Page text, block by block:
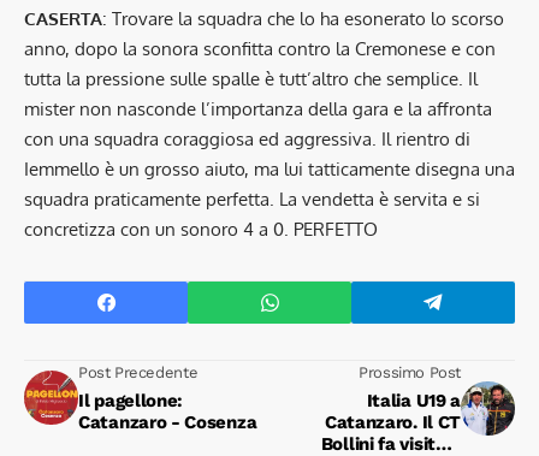
CASERTA: Trovare la squadra che lo ha esonerato lo scorso
anno, dopo la sonora sconfitta contro la Cremonese e con
tutta la pressione sulle spalle è tutt’altro che semplice. Il
mister non nasconde l’importanza della gara e la affronta
con una squadra coraggiosa ed aggressiva. Il rientro di
Iemmello è un grosso aiuto, ma lui tatticamente disegna una
squadra praticamente perfetta. La vendetta è servita e si
concretizza con un sonoro 4 a 0. PERFETTO
Post Precedente
Il pagellone:
Catanzaro - Cosenza
Prossimo Post
Italia U19 a
Catanzaro. Il CT
Bollini fa visita a